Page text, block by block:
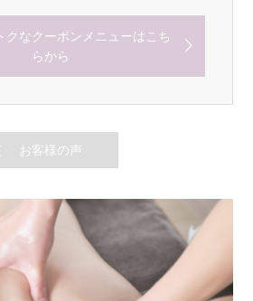
クなクーポンメニューはこち
らから
お客様の声